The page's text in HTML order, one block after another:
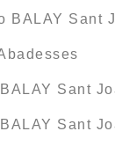
BALAY Sant
Sant
Sant